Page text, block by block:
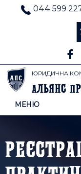
044 599
ЮРИДИЧНА
Альянс П
МЕНЮ